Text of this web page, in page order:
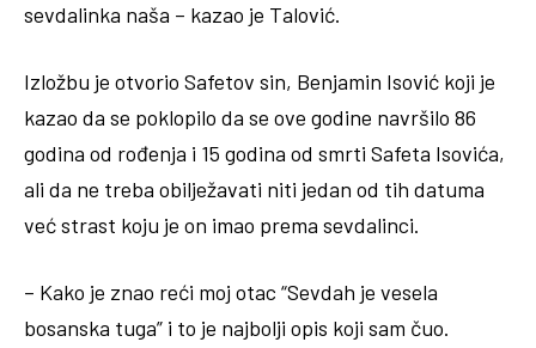
sevdalinka naša – kazao je Talović.
Izložbu je otvorio Safetov sin, Benjamin Isović koji je
kazao da se poklopilo da se ove godine navršilo 86
godina od rođenja i 15 godina od smrti Safeta Isovića,
ali da ne treba obilježavati niti jedan od tih datuma
već strast koju je on imao prema sevdalinci.
– Kako je znao reći moj otac “Sevdah je vesela
bosanska tuga” i to je najbolji opis koji sam čuo.